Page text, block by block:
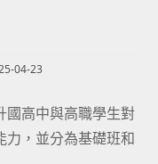
04-23
國高中與高職學生對
力，並分為基礎班和